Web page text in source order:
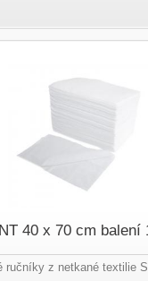
40 x 70 cm balení
ručníky z netkané textilie